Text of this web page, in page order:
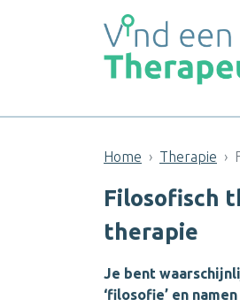
Home Therapie
Filosofisch
therapie
Je bent
‘filosofie’ en